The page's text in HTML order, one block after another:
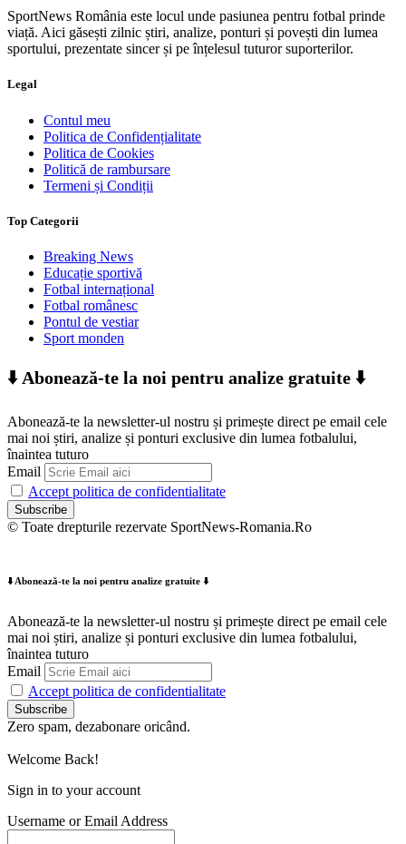
SportNews România este locul unde pasiunea pentru fotbal prinde
viață. Aici găsești zilnic știri, analize, ponturi și povești din lumea
sportului, prezentate sincer și pe înțelesul tuturor suporterilor.
Legal
Contul meu
Politica de Confidențialitate
Politica de Cookies
Politică de rambursare
Termeni și Condiții
Top Categorii
Breaking News
Educație sportivă
Fotbal internațional
Fotbal românesc
Pontul de vestiar
Sport monden
⬇️ Abonează-te la noi pentru analize gratuite ⬇️
Abonează-te la newsletter-ul nostru și primește direct pe email cele
mai noi știri, analize și ponturi exclusive din lumea fotbalului,
înaintea tuturo
Email
Accept politica de confidentialitate
© Toate drepturile rezervate SportNews-Romania.Ro
⬇️ Abonează-te la noi pentru analize gratuite ⬇️
Abonează-te la newsletter-ul nostru și primește direct pe email cele
mai noi știri, analize și ponturi exclusive din lumea fotbalului,
înaintea tuturo
Email
Accept politica de confidentialitate
Zero spam, dezabonare oricând.
Welcome Back!
Sign in to your account
Username or Email Address